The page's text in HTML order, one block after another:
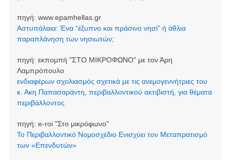
πηγή: www.epamhellas.gr
Αστυπάλαια: Ένα “έξυπνο και πράσινο νησί” ή άθλια
παραπλάνηση των νησιωτών;
πηγή: εκπομπή "ΣΤΟ ΜΙΚΡΟΦΩΝΟ" με τον Άρη
Λαμπρόπουλο
ενδιαφέρων σχολιασμός σχετικά με τις ανεμογεννήτριες του
κ. Ακη Παπασαράντη, περιβαλλοντικού ακτιβιστή, για θέματα
περιβάλλοντος
πηγή: e-roi "Στο μικρόφωνο"
Το Περιβαλλοντικό Νομοσχέδιο Ενισχύει τον Μεταπρατισμό
των «Επενδυτών»